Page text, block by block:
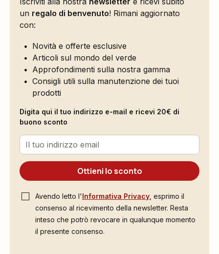
un regalo di benvenuto! Rimani aggiornato
con:
Novità e offerte esclusive
Articoli sul mondo del verde
Approfondimenti sulla nostra gamma
Consigli utili sulla manutenzione dei tuoi
prodotti
Digita qui il tuo indirizzo e-mail e ricevi 20€ di
buono sconto
Ottieni lo sconto
Avendo letto l'Informativa Privacy , esprimo il
consenso al ricevimento della newsletter. Resta
inteso che potrò revocare in qualunque momento
il presente consenso.